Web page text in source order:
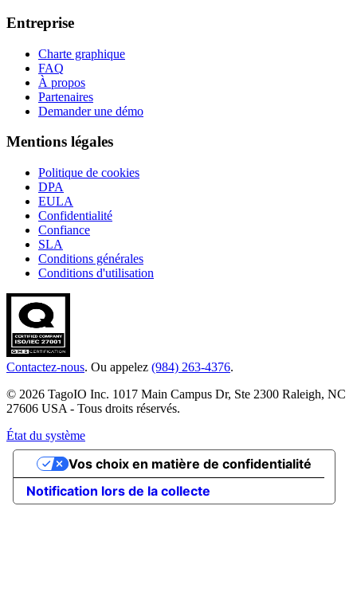
Entreprise
Charte graphique
FAQ
À propos
Partenaires
Demander une démo
Mentions légales
Politique de cookies
DPA
EULA
Confidentialité
Confiance
SLA
Conditions générales
Conditions d'utilisation
Contactez-nous. Ou appelez (984) 263-4376.
© 2026 TagoIO Inc. 1017 Main Campus Dr, Ste 2300 Raleigh, NC
27606 USA - Tous droits réservés.
État du système
Notification lors de la collecte
Vos choix en matière de confidentialité